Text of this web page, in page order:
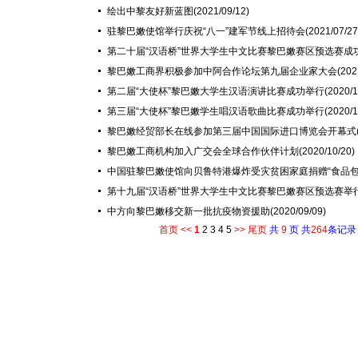
绘出中黎友好新蓝图(2021/09/12)
驻黎巴嫩使馆举行庆祝“八一”建军节线上招待会(2021/07/
第二十届“汉语桥”世界大学生中文比赛黎巴嫩赛区预选赛成
​黎巴嫩工商界积极参加中阿合作论坛第九届企业家大会
第二届“大使杯”黎巴嫩大学生汉语演讲比赛成功举行(2020/
第三届“大使杯”黎巴嫩学生唱汉语歌曲比赛成功举行(2020/
黎巴嫩经贸部长在线参加第三届中国国际进口博览会开幕式
黎巴嫩工商机构加入广交会全球合作伙伴计划 (2020/10/20)
中国驻黎巴嫩使馆向贝鲁特港爆炸受灾贫困家庭捐赠“食品
第十九届“汉语桥”世界大学生中文比赛黎巴嫩赛区预选赛举
中方向黎巴嫩移交新一批抗疫物资援助(2020/09/09)
首页 << 1 2 3 4 5 >> 尾页 共 9页 共264条记录